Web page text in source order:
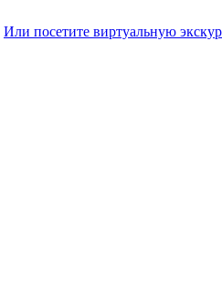
Или посетите виртуальную